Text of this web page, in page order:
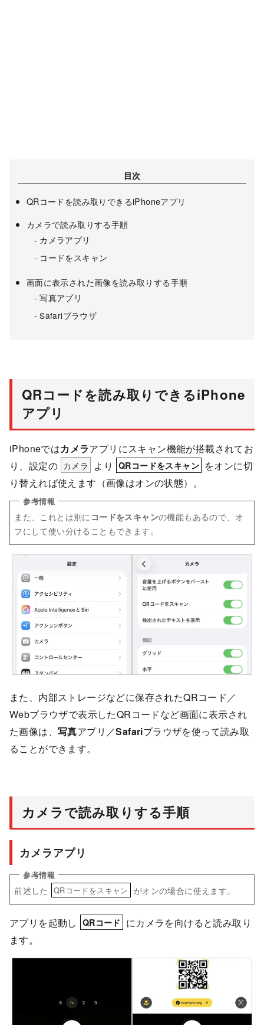
目次
QRコードを読み取りできるiPhoneアプリ
カメラで読み取りする手順
カメラアプリ
コードをスキャン
画面に表示された画像を読み取りする手順
写真アプリ
Safariブラウザ
QRコードを読み取りできるiPhone
アプリ
iPhoneではカメラアプリにスキャン機能が搭載されてお
り、設定の カメラ より QRコードをスキャン をオンに切
り替えれば使えます（画像はオンの状態）。
また、これとは別に コードをスキャンの機能もあるので、オ
フにして使い分けることもできます。
また、内部ストレージなどに保存されたQRコード／
Webブラウザで表示したQRコードなど画面に表示され
た画像は、 写真アプリ／Safariブラウザを使って読み取
ることができます。
カメラで読み取りする手順
カメラアプリ
前述した QRコードをスキャン がオンの場合に使えます。
アプリを起動し QRコード にカメラを向けると読み取り
ます。